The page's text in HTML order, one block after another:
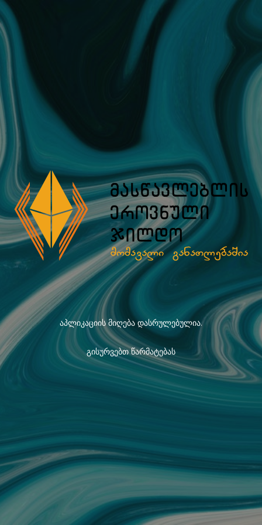
აპლიკაციის მიღება დასრულებულია.
გისურვებთ წარმატებას